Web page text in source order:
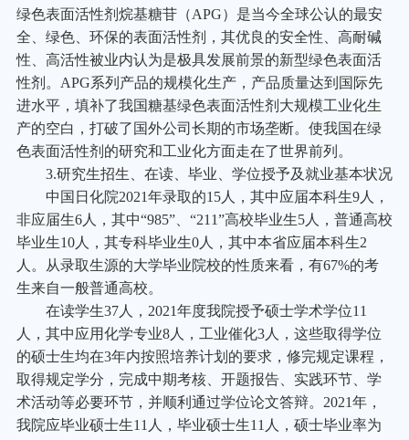
绿色表面活性剂烷基糖苷（APG）是当今全球公认的最安
全、绿色、环保的表面活性剂，其优良的安全性、高耐碱
性、高活性被业内认为是极具发展前景的新型绿色表面活
性剂。APG系列产品的规模化生产，产品质量达到国际先
进水平，填补了我国糖基绿色表面活性剂大规模工业化生
产的空白，打破了国外公司长期的市场垄断。使我国在绿
色表面活性剂的研究和工业化方面走在了世界前列。
3.研究生招生、在读、毕业、学位授予及就业基本状况
中国日化院2021年录取的15人，其中应届本科生9人，
非应届生6人，其中“985”、“211”高校毕业生5人，普通高校
毕业生10人，其专科毕业生0人，其中本省应届本科生2
人。从录取生源的大学毕业院校的性质来看，有67%的考
生来自一般普通高校。
在读学生37人，2021年度我院授予硕士学术学位11
人，其中应用化学专业8人，工业催化3人，这些取得学位
的硕士生均在3年内按照培养计划的要求，修完规定课程，
取得规定学分，完成中期考核、开题报告、实践环节、学
术活动等必要环节，并顺利通过学位论文答辩。2021年，
我院应毕业硕士生11人，毕业硕士生11人，硕士毕业率为